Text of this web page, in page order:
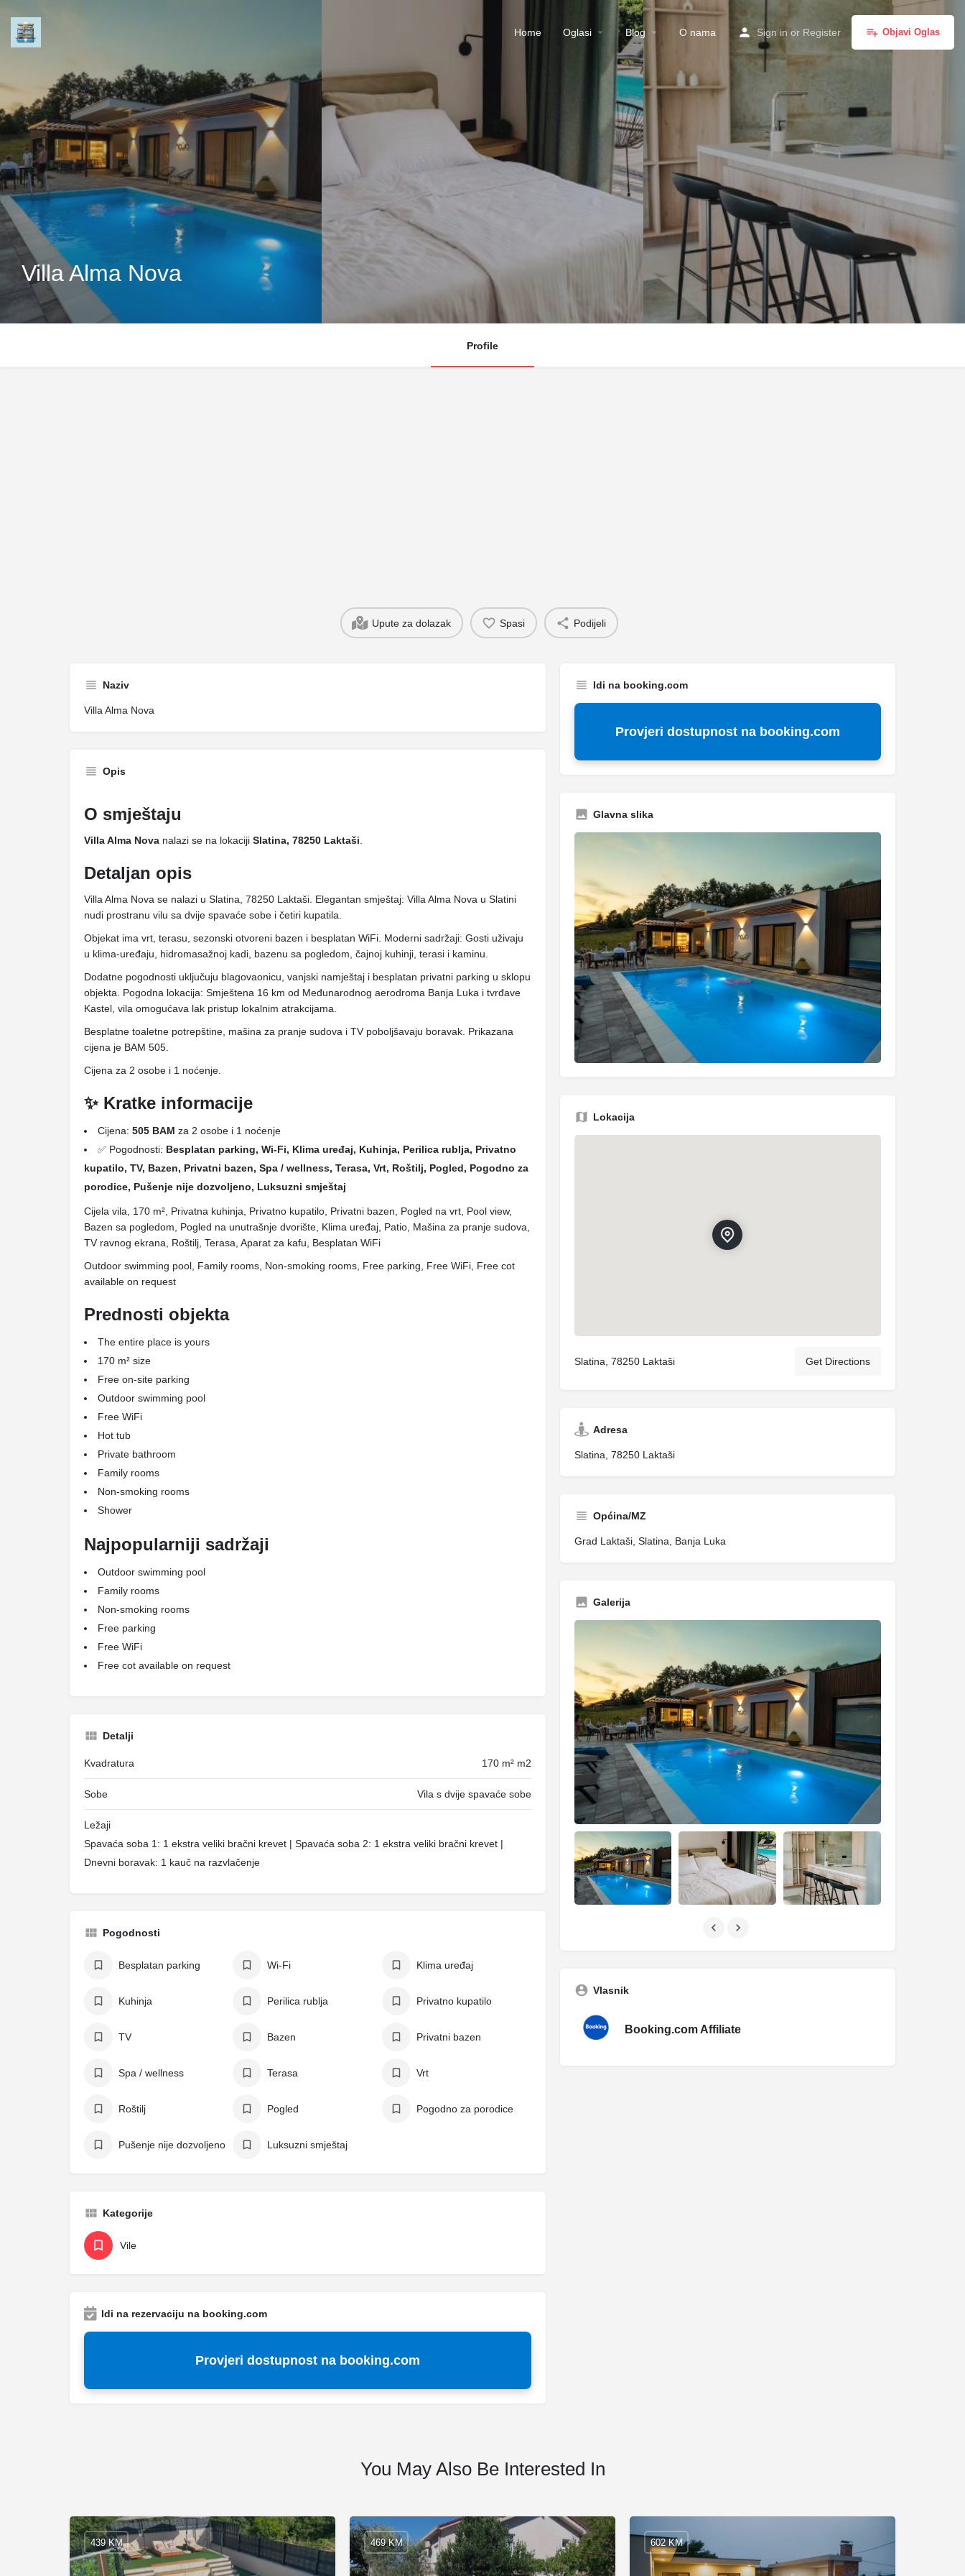
Home Oglasi Blog O nama Sign in or Register Objavi Oglas
Villa Alma Nova
Profile
Upute za dolazak Spasi Podijeli
Naziv
Villa Alma Nova
Opis
O smještaju
Villa Alma Nova nalazi se na lokaciji Slatina, 78250 Laktaši
Detaljan opis
Villa Alma Nova se nalazi u Slatina, 78250 Laktaši. Elegantan smještaj: Villa Alma Nova u Slatini
nudi prostranu vilu sa dvije spavaće sobe i četiri kupatila.
Objekat ima vrt, terasu, sezonski otvoreni bazen i besplatan WiFi. Moderni sadržaji: Gosti uživaju
u klima-uređaju, hidromasažnoj kadi, bazenu sa pogledom, čajnoj kuhinji, terasi i kaminu.
Dodatne pogodnosti uključuju blagovaonicu, vanjski namještaj i besplatan privatni parking u sklopu
objekta. Pogodna lokacija: Smještena 16 km od Međunarodnog aerodroma Banja Luka i tvrđave
Kastel, vila omogućava lak pristup lokalnim atrakcijama.
Besplatne toaletne potrepštine, mašina za pranje sudova i TV poboljšavaju boravak. Prikazana
cijena je BAM 505.
Cijena za 2 osobe i 1 noćenje.
✨ Kratke informacije
Cijena: 505 BAM za 2 osobe i 1 noćenje
✅ Pogodnosti: Besplatan parking, Wi-Fi, Klima uređaj, Kuhinja, Perilica rublja, Privatno
kupatilo, TV, Bazen, Privatni bazen, Spa / wellness, Terasa, Vrt, Roštilj, Pogled, Pogodno za
porodice, Pušenje nije dozvoljeno, Luksuzni smještaj
Cijela vila, 170 m², Privatna kuhinja, Privatno kupatilo, Privatni bazen, Pogled na vrt, Pool view,
Bazen sa pogledom, Pogled na unutrašnje dvorište, Klima uređaj, Patio, Mašina za pranje sudova,
TV ravnog ekrana, Roštilj, Terasa, Aparat za kafu, Besplatan WiFi
Outdoor swimming pool, Family rooms, Non-smoking rooms, Free parking, Free WiFi, Free cot
available on request
Prednosti objekta
The entire place is yours
170 m² size
Free on-site parking
Outdoor swimming pool
Free WiFi
Hot tub
Private bathroom
Family rooms
Non-smoking rooms
Shower
Najpopularniji sadržaji
Outdoor swimming pool
Family rooms
Non-smoking rooms
Free parking
Free WiFi
Free cot available on request
Detalji
Kvadratura 170 m² m2
Sobe Vila s dvije spavaće sobe
Ležaji
Spavaća soba 1: 1 ekstra veliki bračni krevet | Spavaća soba 2: 1 ekstra veliki bračni krevet |
Dnevni boravak: 1 kauč na razvlačenje
Pogodnosti
Besplatan parking Wi-Fi Klima uređaj
Kuhinja Perilica rublja Privatno kupatilo
TV Bazen Privatni bazen
Spa / wellness Terasa Vrt
Roštilj Pogled Pogodno za porodice
Pušenje nije dozvoljeno Luksuzni smještaj
Kategorije
Vile
Idi na rezervaciju na booking.com
Provjeri dostupnost na booking.com
Idi na booking.com
Provjeri dostupnost na booking.com
Glavna slika
Lokacija
Slatina, 78250 Laktaši Get Directions
Adresa
Slatina, 78250 Laktaši
Općina/MZ
Grad Laktaši, Slatina, Banja Luka
Galerija
Vlasnik
Booking.com Affiliate
You May Also Be Interested In
439 KM 469 KM 602 KM